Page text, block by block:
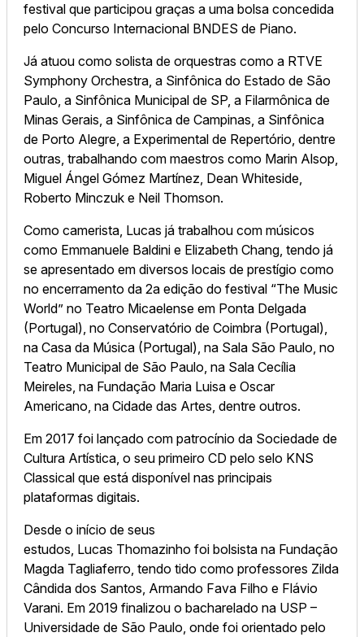
festival que participou graças a uma bolsa concedida
pelo Concurso Internacional BNDES de Piano.
Já atuou como solista de orquestras como a RTVE
Symphony Orchestra, a Sinfônica do Estado de São
Paulo, a Sinfônica Municipal de SP, a Filarmônica de
Minas Gerais, a Sinfônica de Campinas, a Sinfônica
de Porto Alegre, a Experimental de Repertório, dentre
outras, trabalhando com maestros como Marin Alsop,
Miguel Ángel Gómez Martínez, Dean Whiteside,
Roberto Minczuk e Neil Thomson.
Como camerista, Lucas já trabalhou com músicos
como Emmanuele Baldini e Elizabeth Chang, tendo já
se apresentado em diversos locais de prestígio como
no encerramento da 2a edição do festival “The Music
World” no Teatro Micaelense em Ponta Delgada
(Portugal), no Conservatório de Coimbra (Portugal),
na Casa da Música (Portugal), na Sala São Paulo, no
Teatro Municipal de São Paulo, na Sala Cecília
Meireles, na Fundação Maria Luisa e Oscar
Americano, na Cidade das Artes, dentre outros.
Em 2017 foi lançado com patrocínio da Sociedade de
Cultura Artística, o seu primeiro CD pelo selo KNS
Classical que está disponível nas principais
plataformas digitais.
Desde o início de seus
estudos, Lucas Thomazinho foi bolsista na Fundação
Magda Tagliaferro, tendo tido como professores Zilda
Cândida dos Santos, Armando Fava Filho e Flávio
Varani. Em 2019 finalizou o bacharelado na USP –
Universidade de São Paulo, onde foi orientado pelo